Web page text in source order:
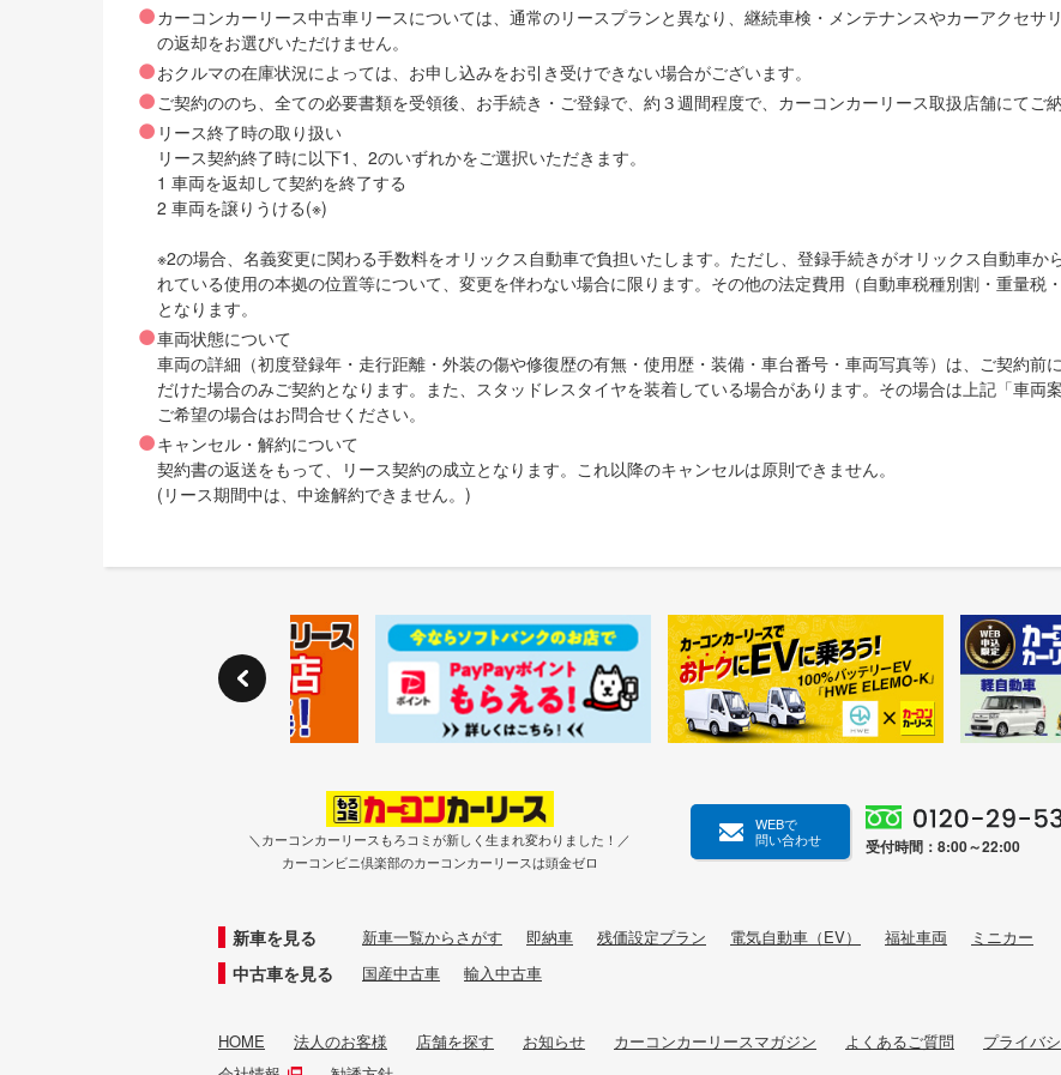
カーコンカーリース中古車リースについては、通常のリースプランと異なり、継続車検・メンテナンスやカーアクセ
の返却をお選びいただけません。
おクルマの在庫状況によっては、お申し込みをお引き受けできない場合がございます。
ご契約ののち、全ての必要書類を受領後、お手続き・ご登録で、約３週間程度で、カーコンカーリース取扱店舗にてご納
リース終了時の取り扱い
リース契約終了時に以下1、2のいずれかをご選択いただきます。
1 車両を返却して契約を終了する
2 車両を譲りうける(※)
※2の場合、名義変更に関わる手数料をオリックス自動車で負担いたします。ただし、登録手続きがオリックス自動車か
れている使用の本拠の位置等について、変更を伴わない場合に限ります。その他の法定費用（自動車税種別割・重量税
となります。
車両状態について
車両の詳細（初度登録年・走行距離・外装の傷や修復歴の有無・使用歴・装備・車台番号・車両写真等）は、ご契約前
だけた場合のみご契約となります。また、スタッドレスタイヤを装着している場合があります。その場合は上記「車両
ご希望の場合はお問合せください。
キャンセル・解約について
契約書の返送をもって、リース契約の成立となります。これ以降のキャンセルは原則できません。
(リース期間中は、中途解約できません。)
＼カーコンカーリースもろコミが新しく生まれ変わりました！／
カーコンビニ倶楽部のカーコンカーリースは頭金ゼロ
WEBで
問い合わせ
受付時間：8:00～22:00
新車を見る 新車一覧からさがす 即納車 残価設定プラン 電気自動車（EV） 福祉車両 ミニカー
中古車を見る 国産中古車 輸入中古車
HOME 法人のお客様 店舗を探す お知らせ カーコンカーリースマガジン よくあるご質問 プライバ